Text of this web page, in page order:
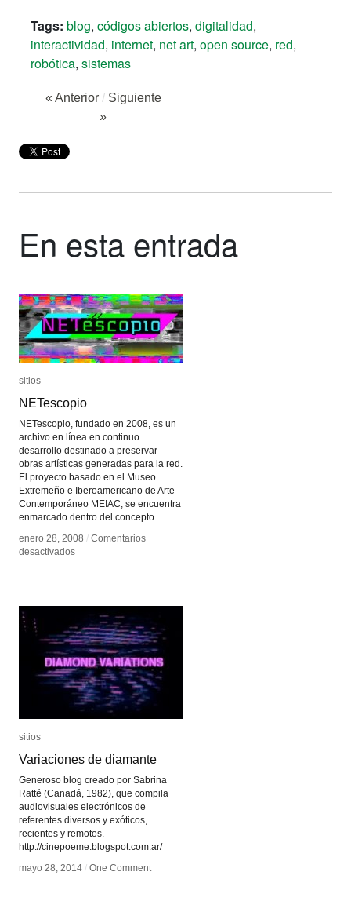
Tags: blog, códigos abiertos, digitalidad,
interactividad, internet, net art, open source, red,
robótica, sistemas
« Anterior / Siguiente
»
En esta entrada
sitios
NETescopio
NETescopio, fundado en 2008, es un
archivo en línea en continuo
desarrollo destinado a preservar
obras artísticas generadas para la red.
El proyecto basado en el Museo
Extremeño e Iberoamericano de Arte
Contemporáneo MEIAC, se encuentra
enmarcado dentro del concepto
enero 28, 2008 / Comentarios
desactivadosen
sitios
NETescopio
enero 28, 2008 / Comentarios
desactivadosen
sitios
Variaciones de diamante
Generoso blog creado por Sabrina
Ratté (Canadá, 1982), que compila
audiovisuales electrónicos de
referentes diversos y exóticos,
recientes y remotos.
http://cinepoeme.blogspot.com.ar/
mayo 28, 2014 / One Comment
sitios
Variaciones de diamante
mayo 28, 2014 / One Comment